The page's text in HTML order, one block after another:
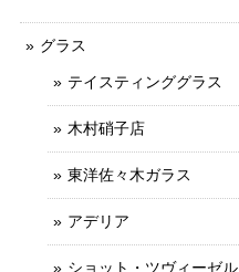
グラス
テイスティンググラス
木村硝子店
東洋佐々木ガラス
アデリア
ショット・ツヴィーゼル